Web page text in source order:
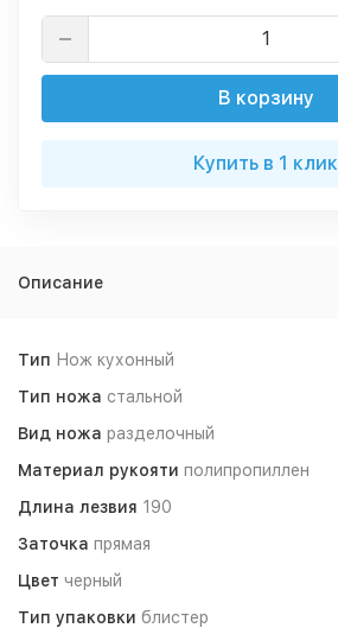
В корзину
Купить в 1 клик
Описание
Тип Нож кухонный
Тип ножа стальной
Вид ножа разделочный
Материал рукояти полипропиллен
Длина лезвия 190
Заточка прямая
Цвет черный
Тип упаковки блистер